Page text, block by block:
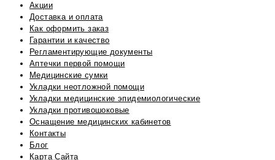
Акции
Доставка и оплата
Как оформить заказ
Гарантии и качество
Регламентирующие документы
Аптечки первой помощи
Медицинские сумки
Укладки неотложной помощи
Укладки медицинские эпидемиологические
Укладки противошоковые
Оснащение медицинских кабинетов
Контакты
Блог
Карта Сайта